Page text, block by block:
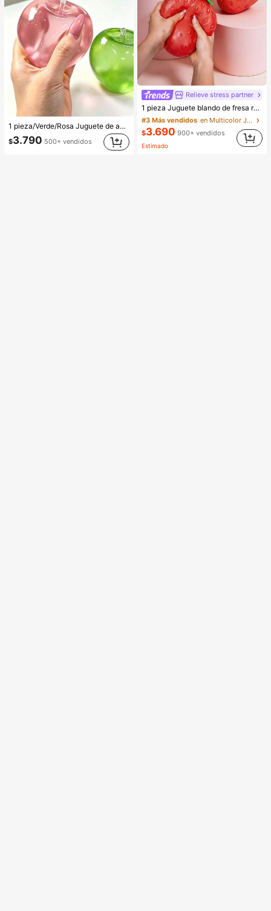
1 pieza/Verde/Rosa Juguete de apretar de manzana, Juguetes de apretar y soltar para adultos, Juguetes de liberación de rebote lento, Juguete sensorial para aliviar la ansiedad, Juguete de apretar para aliviar el estrés para adultos, Para fiestas de adultos, Squishy, Regalo de cumpleaños, Regalo pequeño para bolsa de regalo, Squishy, Juguetes squishy
$3.790 500+ vendidos
Relieve stress partner
1 pieza Juguete blando de fresa realista y lindo, juguete sensorial para aliviar el estrés para niños y adultos, decoración de escritorio para aliviar la ansiedad y mejorar el estado de ánimo, adecuado como regalo para fiestas y vacaciones (embalaje en bolsa OPP)
#3 Más vendidos
en Multicolor Juguetes para aliviar el estrés
$3.690 900+ vendidos
Estimado